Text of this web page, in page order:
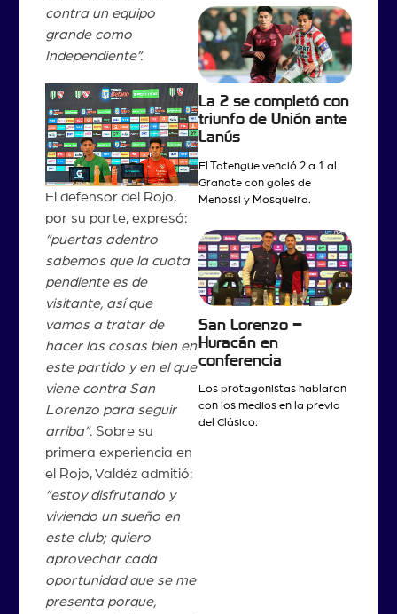
contra un equipo
grande como
Independiente”.
El defensor del Rojo,
por su parte, expresó:
“puertas adentro
sabemos que la cuota
pendiente es de
visitante, así que
vamos a tratar de
hacer las cosas bien en
este partido y en el que
viene contra San
Lorenzo para seguir
arriba”. Sobre su
primera experiencia en
el Rojo, Valdéz admitió:
“estoy disfrutando y
viviendo un sueño en
este club; quiero
aprovechar cada
oportunidad que se me
presenta porque,
La 2 se completó con
triunfo de Unión ante
Lanús
El Tatengue venció 2 a 1 al
Granate con goles de
Menossi y Mosqueira.
San Lorenzo –
Huracán en
conferencia
Los protagonistas hablaron
con los medios en la previa
del Clásico.